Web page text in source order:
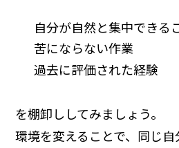
自分が自然と集中できる
苦にならない作業
過去に評価された経験
を棚卸ししてみましょう。
環境を変えることで、同じ